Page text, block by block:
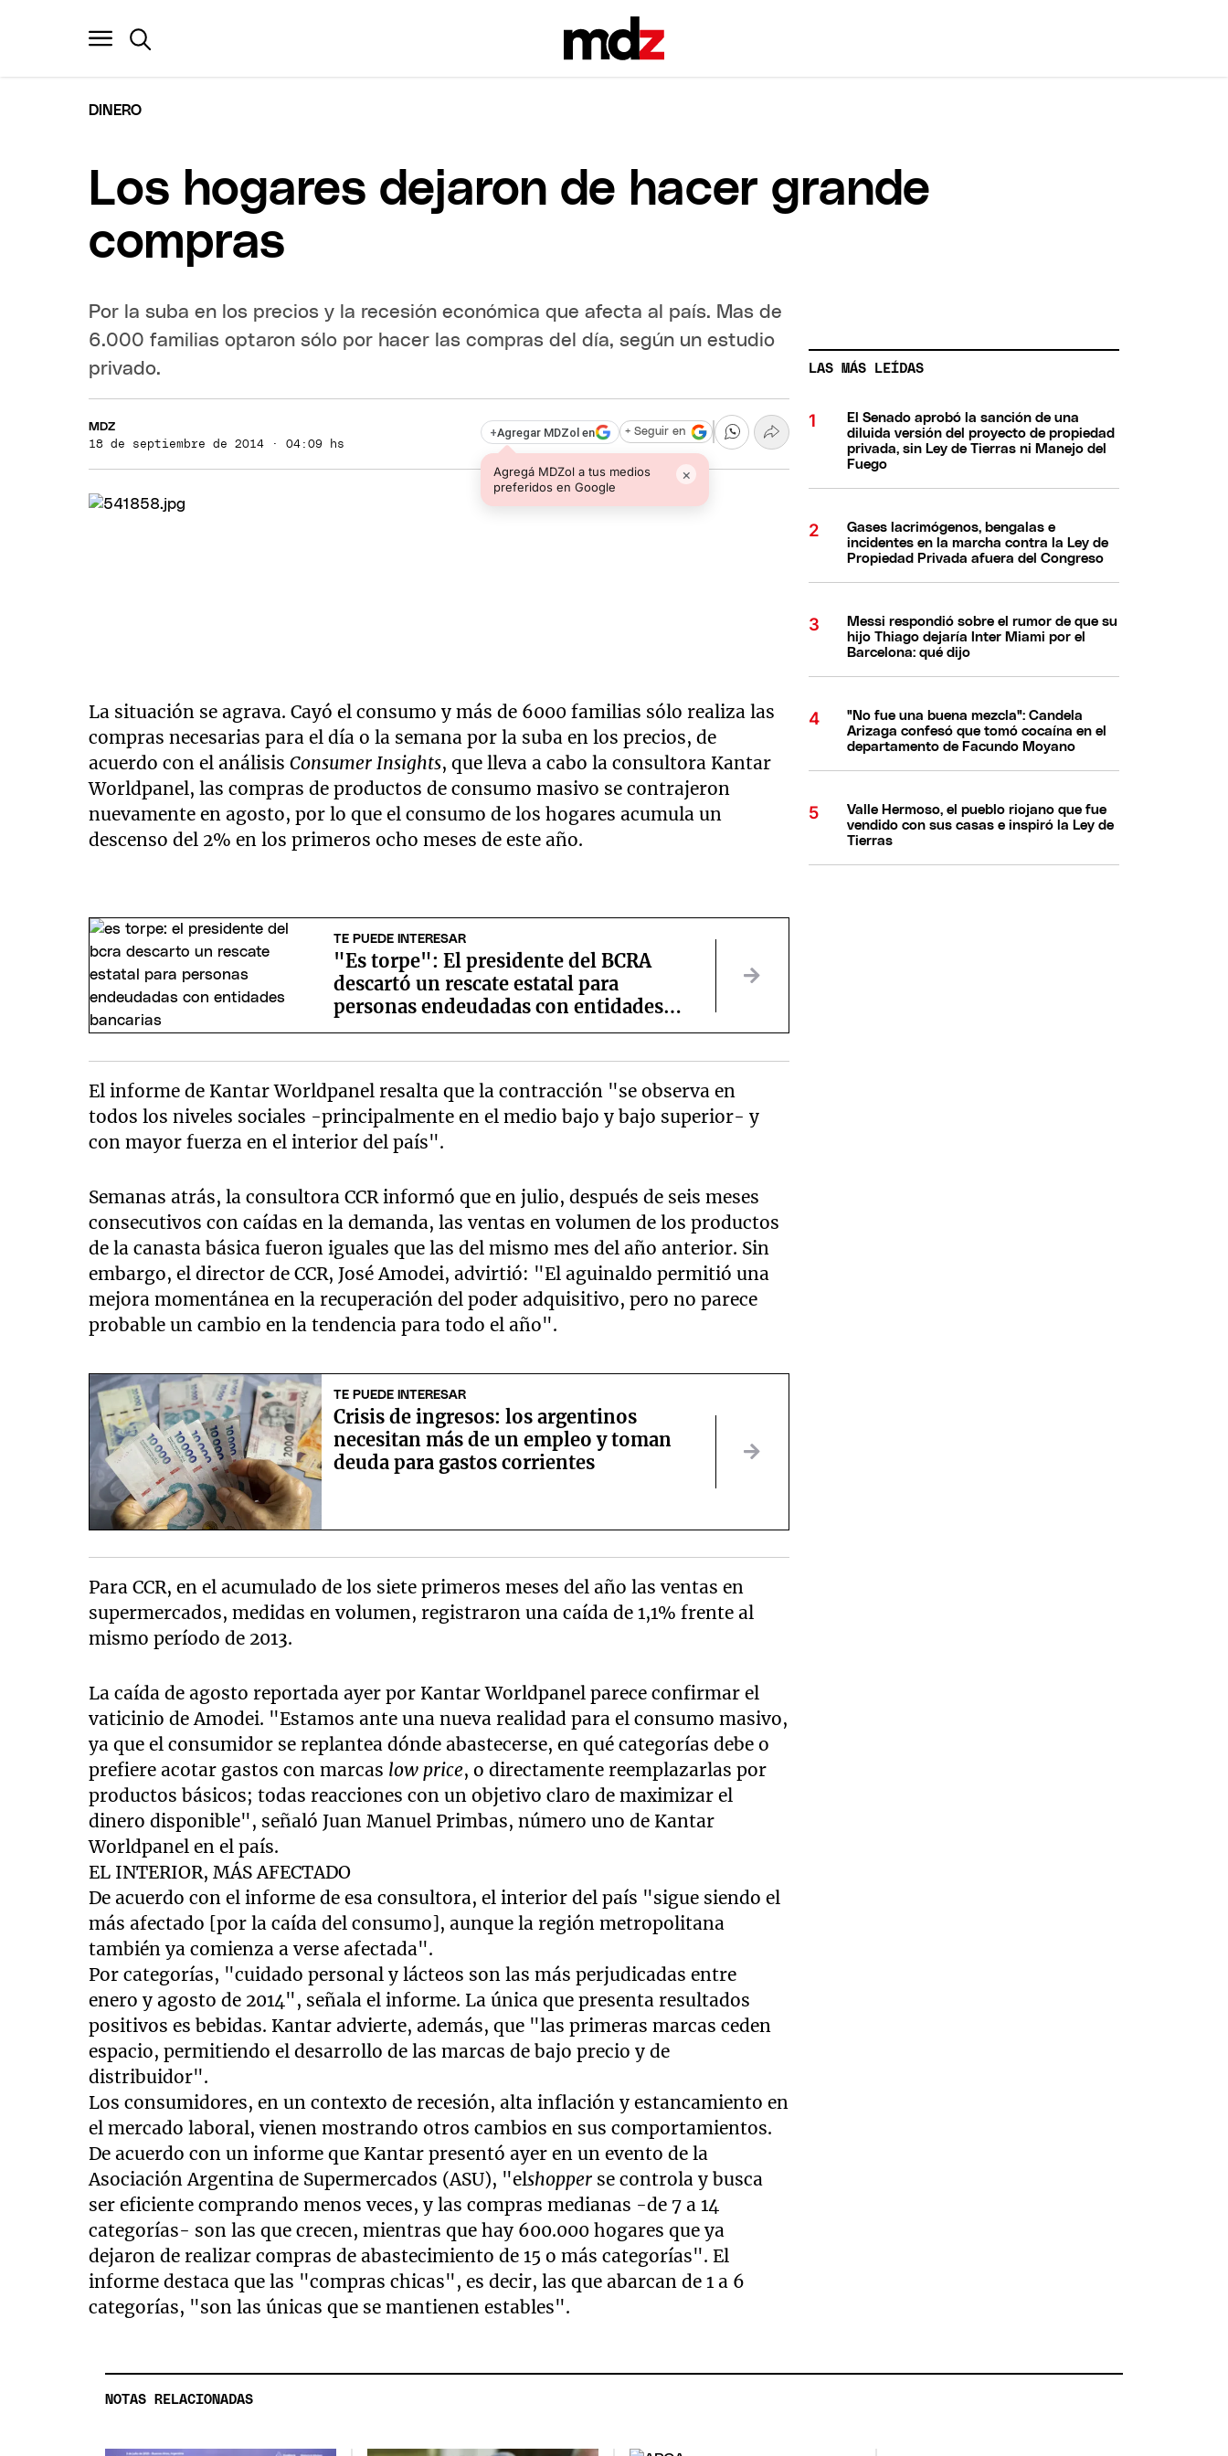
DINERO
Los hogares dejaron de hacer grande
compras
Por la suba en los precios y la recesión económica que afecta al país. Mas de
6.000 familias optaron sólo por hacer las compras del día, según un estudio
privado.
MDZ
18 de septiembre de 2014 · 04:09 hs
+Agregar MDZol en
Agregá MDZol a tus medios
preferidos en Google
×
+ Seguir en
La situación se agrava. Cayó el consumo y más de 6000 familias sólo realiza las
compras necesarias para el día o la semana por la suba en los precios, de
acuerdo con el análisisConsumer Insights, que lleva a cabo la consultora Kantar
Worldpanel, las compras de productos de consumo masivo se contrajeron
nuevamente en agosto, por lo que el consumo de los hogares acumula un
descenso del 2% en los primeros ocho meses de este año.
TE PUEDE INTERESAR
"Es torpe": El presidente del BCRA
descartó un rescate estatal para
personas endeudadas con entidades
bancarias
El informe de Kantar Worldpanel resalta que la contracción "se observa en
todos los niveles sociales -principalmente en el medio bajo y bajo superior- y
con mayor fuerza en el interior del país".
Semanas atrás, la consultora CCR informó que en julio, después de seis meses
consecutivos con caídas en la demanda, las ventas en volumen de los productos
de la canasta básica fueron iguales que las del mismo mes del año anterior. Sin
embargo, el director de CCR, José Amodei, advirtió: "El aguinaldo permitió una
mejora momentánea en la recuperación del poder adquisitivo, pero no parece
probable un cambio en la tendencia para todo el año".
TE PUEDE INTERESAR
Crisis de ingresos: los argentinos
necesitan más de un empleo y toman
deuda para gastos corrientes
Para CCR, en el acumulado de los siete primeros meses del año las ventas en
supermercados, medidas en volumen, registraron una caída de 1,1% frente al
mismo período de 2013.
La caída de agosto reportada ayer por Kantar Worldpanel parece confirmar el
vaticinio de Amodei. "Estamos ante una nueva realidad para el consumo masivo,
ya que el consumidor se replantea dónde abastecerse, en qué categorías debe o
prefiere acotar gastos con marcas low price, o directamente reemplazarlas por
productos básicos; todas reacciones con un objetivo claro de maximizar el
dinero disponible", señaló Juan Manuel Primbas, número uno de Kantar
Worldpanel en el país.
EL INTERIOR, MÁS AFECTADO
De acuerdo con el informe de esa consultora, el interior del país "sigue siendo el
más afectado [por la caída del consumo], aunque la región metropolitana
también ya comienza a verse afectada".
Por categorías, "cuidado personal y lácteos son las más perjudicadas entre
enero y agosto de 2014", señala el informe. La única que presenta resultados
positivos es bebidas. Kantar advierte, además, que "las primeras marcas ceden
espacio, permitiendo el desarrollo de las marcas de bajo precio y de
distribuidor".
Los consumidores, en un contexto de recesión, alta inflación y estancamiento en
el mercado laboral, vienen mostrando otros cambios en sus comportamientos.
De acuerdo con un informe que Kantar presentó ayer en un evento de la
Asociación Argentina de Supermercados (ASU), "elshopper se controla y busca
ser eficiente comprando menos veces, y las compras medianas -de 7 a 14
categorías- son las que crecen, mientras que hay 600.000 hogares que ya
dejaron de realizar compras de abastecimiento de 15 o más categorías". El
informe destaca que las "compras chicas", es decir, las que abarcan de 1 a 6
categorías, "son las únicas que se mantienen estables".
LAS MÁS LEÍDAS
El Senado aprobó la sanción de una
diluida versión del proyecto de propiedad
privada, sin Ley de Tierras ni Manejo del
Fuego
Gases lacrimógenos, bengalas e
incidentes en la marcha contra la Ley de
Propiedad Privada afuera del Congreso
Messi respondió sobre el rumor de que su
hijo Thiago dejaría Inter Miami por el
Barcelona: qué dijo
"No fue una buena mezcla": Candela
Arizaga confesó que tomó cocaína en el
departamento de Facundo Moyano
Valle Hermoso, el pueblo riojano que fue
vendido con sus casas e inspiró la Ley de
Tierras
NOTAS RELACIONADAS